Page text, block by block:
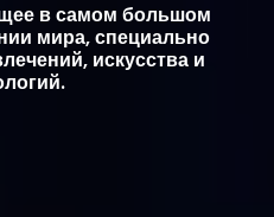
в самом большом
мира, специально
искусства и